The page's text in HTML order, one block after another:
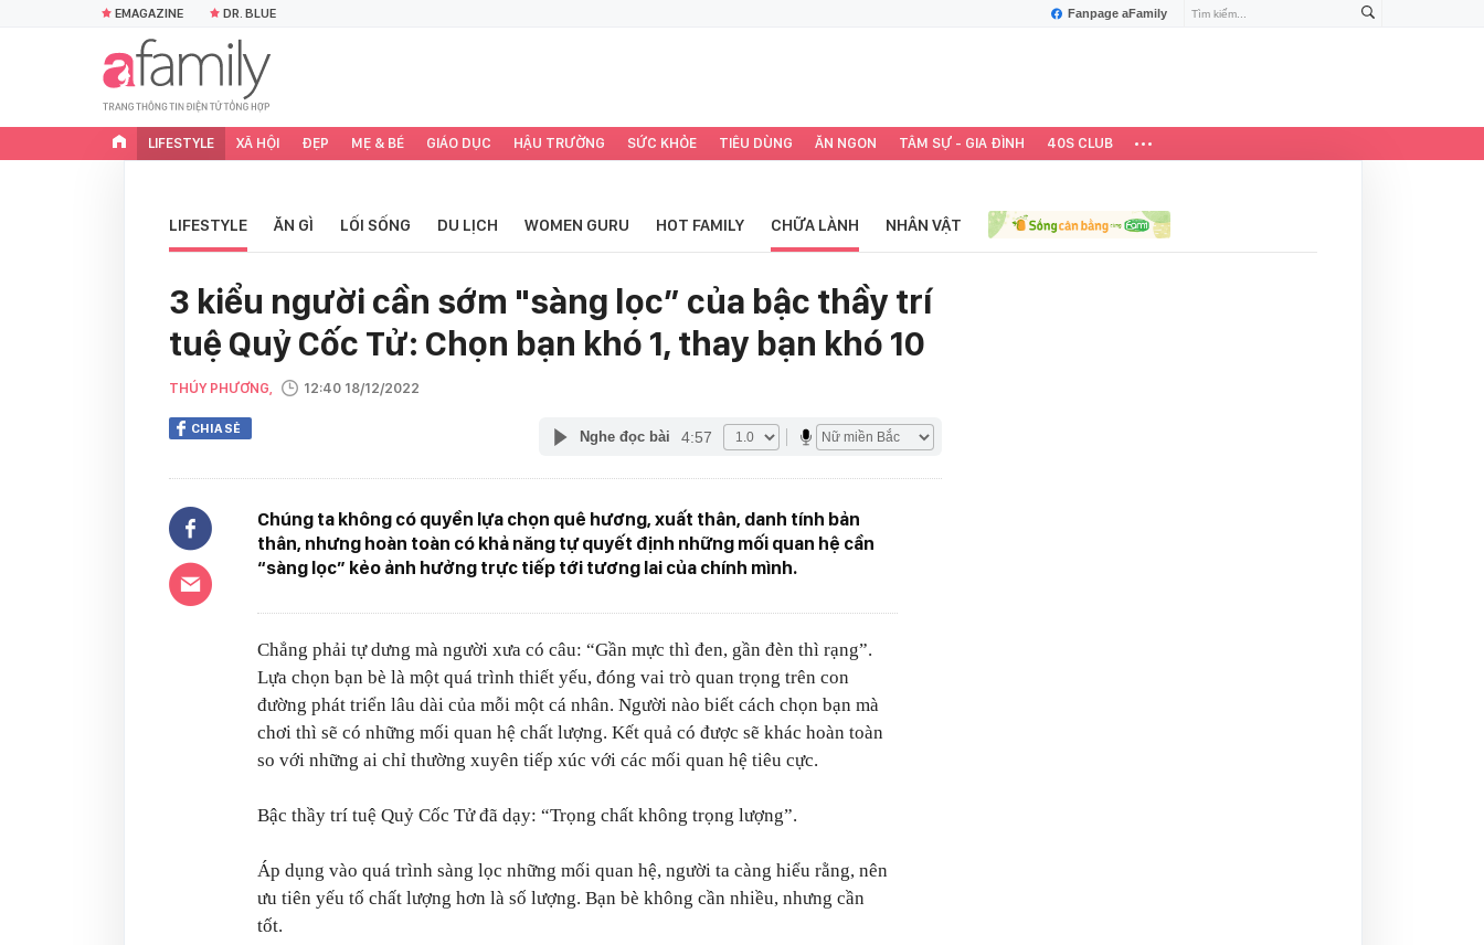
Fanpage aFamily
EMAGAZINE DR. BLUE
LIFESTYLE XÃ HỘI ĐẸP MẸ & BÉ GIÁO DỤC HẬU TRƯỜNG SỨC KHỎE TIÊU DÙNG ĂN NGON TÂM SỰ - GIA ĐÌNH 40S CLUB
LIFESTYLE ĂN GÌ LỐI SỐNG DU LỊCH WOMEN GURU HOT FAMILY CHỮA LÀNH NHÂN VẬT
3 kiểu người cần sớm "sàng lọc” của bậc thầy trí
tuệ Quỷ Cốc Tử: Chọn bạn khó 1, thay bạn khó 10
THÚY PHƯƠNG, 12:40 18/12/2022
CHIA SẺ Nghe đọc bài 4:57
Chúng ta không có quyền lựa chọn quê hương, xuất thân, danh tính bản
thân, nhưng hoàn toàn có khả năng tự quyết định những mối quan hệ cần
“sàng lọc” kẻo ảnh hưởng trực tiếp tới tương lai của chính mình.
Chẳng phải tự dưng mà người xưa có câu: “Gần mực thì đen, gần đèn thì rạng”.
Lựa chọn bạn bè là một quá trình thiết yếu, đóng vai trò quan trọng trên con
đường phát triển lâu dài của mỗi một cá nhân. Người nào biết cách chọn bạn mà
chơi thì sẽ có những mối quan hệ chất lượng. Kết quả có được sẽ khác hoàn toàn
so với những ai chỉ thường xuyên tiếp xúc với các mối quan hệ tiêu cực.
Bậc thầy trí tuệ Quỷ Cốc Tử đã dạy: “Trọng chất không trọng lượng”.
Áp dụng vào quá trình sàng lọc những mối quan hệ, người ta càng hiểu rằng, nên
ưu tiên yếu tố chất lượng hơn là số lượng. Bạn bè không cần nhiều, nhưng cần
tốt.